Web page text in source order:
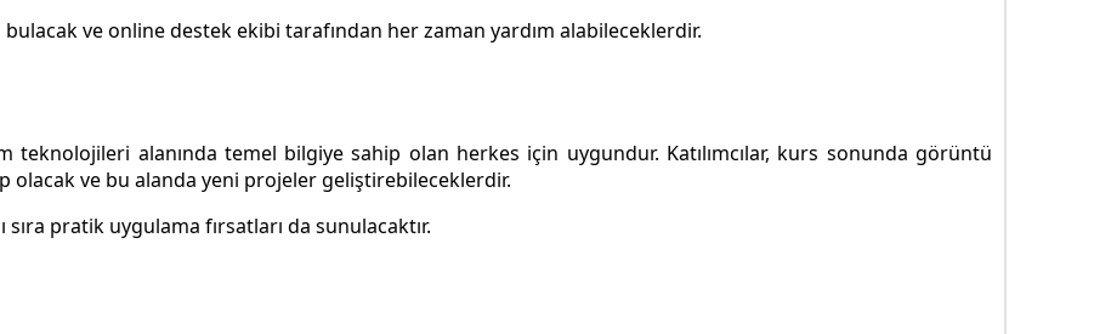
bulacak ve online destek ekibi tarafından her zaman yardım alabileceklerdir.
teknolojileri alanında temel bilgiye sahip olan herkes için uygundur. Katılımcılar, kurs sonunda görüntü
ve bu alanda yeni projeler geliştirebileceklerdir.
pratik uygulama fırsatları da sunulacaktır.